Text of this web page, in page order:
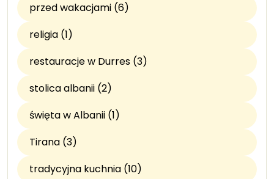
przed wakacjami (6)
religia (1)
restauracje w Durres (3)
stolica albanii (2)
święta w Albanii (1)
Tirana (3)
tradycyjna kuchnia (10)